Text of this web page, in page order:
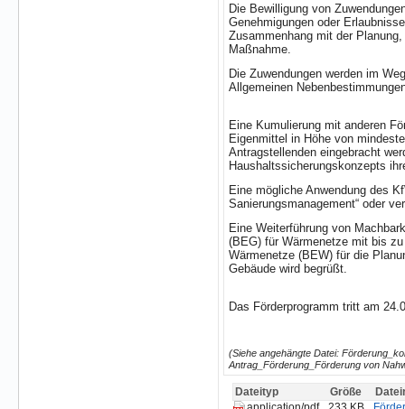
Die Bewilligung von
Genehmigungen oder
Zusammenhang mit der
Maßnahme.
Die Zuwendungen werden im
Allgemeinen
Eine Kumulierung mit anderen
Eigenmittel in Höhe von
Antragstellenden eingebracht
Haushaltssicherungskonzepts
Eine mögliche Anwendung des
Sanierungsmanagement“ oder
Eine Weiterführung von
(BEG) für Wärmenetze mit bis
Wärmenetze (BEW) für die
Gebäude wird begrüßt.
Das Förderprogramm tritt am
(Siehe angehängte Datei:
Antrag_Förderung_Förderung von
Dateityp Größe